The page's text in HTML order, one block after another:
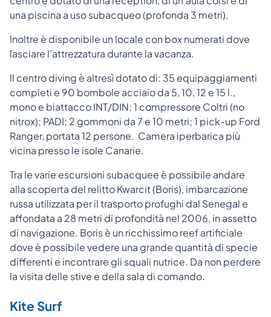
una piscina a uso subacqueo (profonda 3 metri).
Inoltre è disponibile un locale con box numerati dove
lasciare l’attrezzatura durante la vacanza.
Il centro diving è altresì dotato di: 35 equipaggiamenti
completi e 90 bombole acciaio da 5, 10, 12 e 15 l.,
mono e biattacco INT/DIN; 1 compressore Coltri (no
nitrox); PADI; 2 gommoni da 7 e 10 metri; 1 pick-up Ford
Ranger, portata 12 persone. Camera iperbarica più
vicina presso le isole Canarie.
Tra le varie escursioni subacquee è possibile andare
alla scoperta del relitto Kwarcit (Boris), imbarcazione
russa utilizzata per il trasporto profughi dal Senegal e
affondata a 28 metri di profondità nel 2006, in assetto
di navigazione. Boris è un ricchissimo reef artificiale
dove è possibile vedere una grande quantità di specie
differenti e incontrare gli squali nutrice. Da non perdere
la visita delle stive e della sala di comando.
Kite Surf